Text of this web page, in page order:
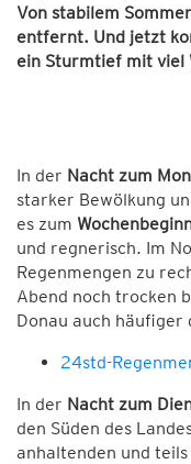
Von stabilem
entfernt. Und jetzt
ein Sturmtief mit viel
In der Nacht zum
starker Bewölkung
es zum
und regnerisch. Im
Regenmengen zu
Abend noch trocken
Donau auch häufiger
24std-
In der Nacht zum
den Süden des
anhaltenden und